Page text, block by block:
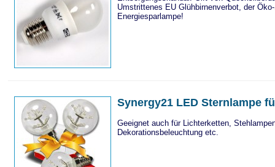
Umstrittenes EU Glühbirnenverbot, der
Energiesparlampe!
Synergy21 LED Sternlampe
Geeignet auch für Lichterketten,
Dekorationsbeleuchtung etc.